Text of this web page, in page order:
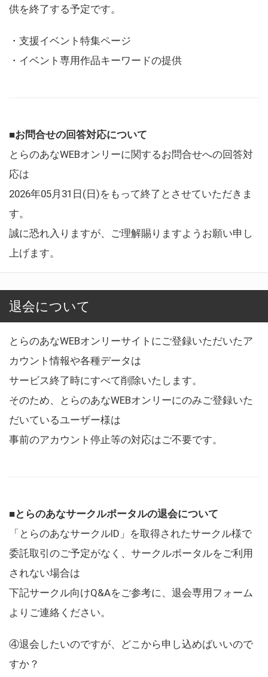
供を終了する予定です。
・支援イベント特集ページ
・イベント専用作品キーワードの提供
■お問合せの回答対応について
とらのあなWEBオンリーに関するお問合せへの回答対
応は
2026年05月31日(日)をもって終了とさせていただきま
す。
誠に恐れ入りますが、ご理解賜りますようお願い申し
上げます。
退会について
とらのあなWEBオンリーサイトにご登録いただいたア
カウント情報や各種データは
サービス終了時にすべて削除いたします。
そのため、とらのあなWEBオンリーにのみご登録いた
だいているユーザー様は
事前のアカウント停止等の対応はご不要です。
■とらのあなサークルポータルの退会について
「とらのあなサークルID」を取得されたサークル様で
委託取引のご予定がなく、サークルポータルをご利用
されない場合は
下記サークル向けQ&Aをご参考に、退会専用フォーム
よりご連絡ください。
④退会したいのですが、どこから申し込めばいいので
すか？